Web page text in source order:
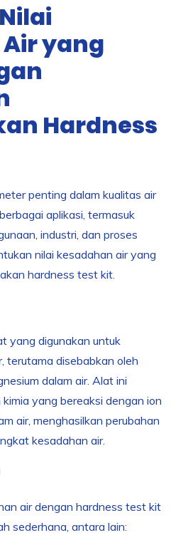
yang
Hardness
penting dalam kualitas air
aplikasi, termasuk
industri, dan proses
nilai kesadahan air yang
hardness test kit.
yang digunakan untuk
terutama disebabkan oleh
dalam air. Alat ini
yang bereaksi dengan ion
air, menghasilkan perubahan
kesadahan air.
air dengan hardness test kit
sederhana, antara lain: